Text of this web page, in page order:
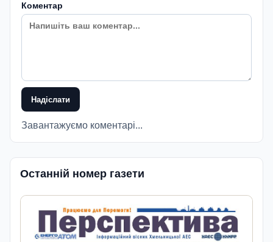
Коментар
Надіслати
Завантажуємо коментарі...
Останній номер газети